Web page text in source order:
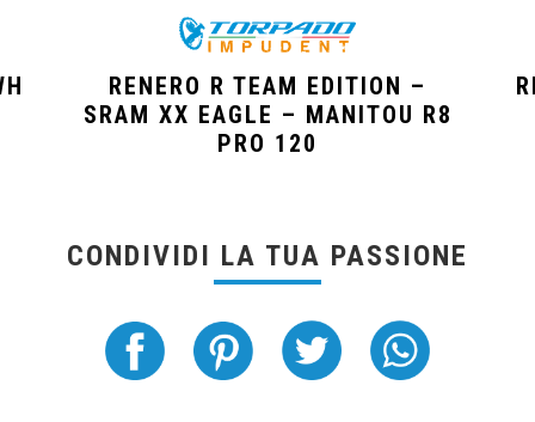
RENERO R TEAM EDITION –
SRAM XX EAGLE – MANITOU R8
PRO 120
CONDIVIDI LA TUA PASSIONE